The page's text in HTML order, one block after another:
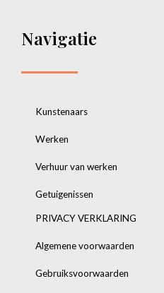
Navigatie
Kunstenaars
Werken
Verhuur van werken
Getuigenissen
PRIVACY VERKLARING
Algemene voorwaarden
Gebruiksvoorwaarden